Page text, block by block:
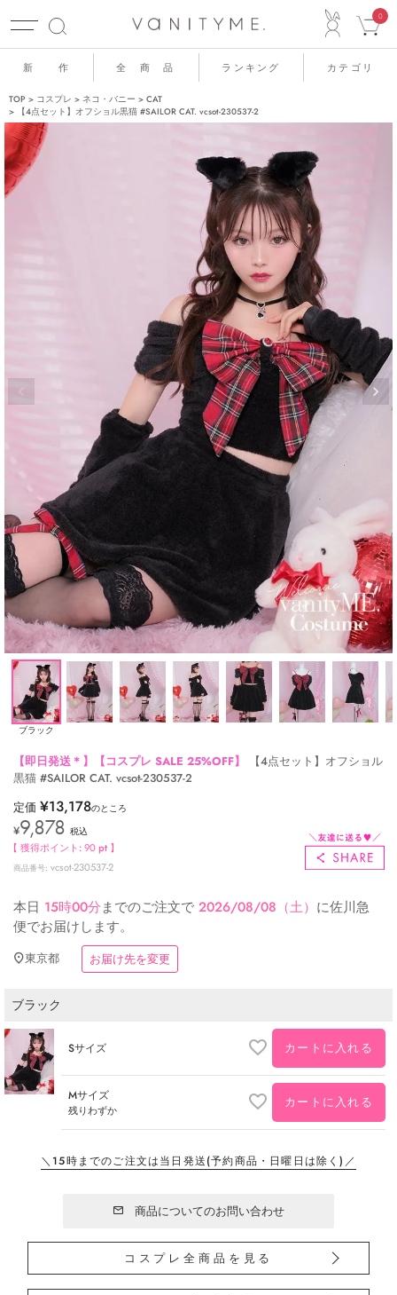
0
新 作 全 商 品 ランキング カテゴリ
TOP コスプレ ネコ・バニー
CAT
【4点セット】オフショル黒猫 #SAILOR CAT. vcsot-230537-2
ブラック
【即日発送＊】【コスプレ SALE 25%OFF】
【4点セット】オフショル
黒猫 #SAILOR CAT. vcsot-230537-2
定価 ¥13,178のところ
¥9,878 税込
【 獲得ポイント:90pt 】
商品番号 vcsot-230537-2
本日 15時00分までのご注文で 2026/08/08（土） に佐川急
便でお届けします。
東京都 お届け先を変更
ブラック
Sサイズ カートに入れる
Mサイズ
残りわずか カートに入れる
＼15時までのご注文は当日発送(予約商品・日曜日は除く)／
商品についてのお問い合わせ
コスプレ全商品を見る